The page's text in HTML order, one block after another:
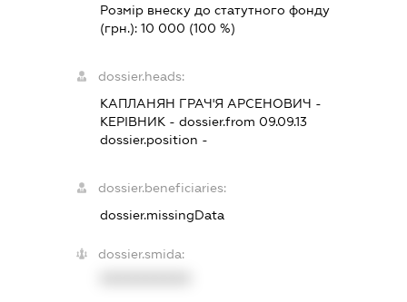
Розмір внеску до статутного фонду
(грн.):10 000 (100 %)
dossier.heads:
КАПЛАНЯН ГРАЧ'Я АРСЕНОВИЧ -
КЕРІВНИК - dossier.from 09.09.13
dossier.position -
dossier.beneficiaries:
dossier.missingData
dossier.smida: